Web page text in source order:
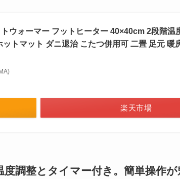
ウォーマー フットヒーター 40×40cm 2段階温
ットマット ダニ退治 こたつ併用可 二畳 足元 暖
楽天市場
度調整とタイマー付き。簡単操作が